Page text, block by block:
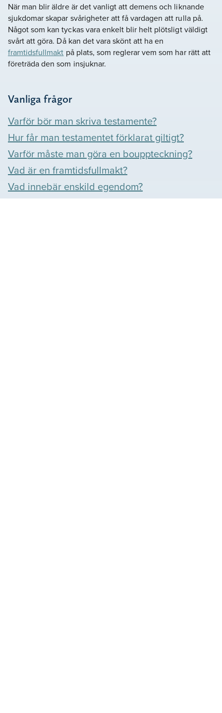
När man blir äldre är det vanligt att demens och liknande
sjukdomar skapar svårigheter att få vardagen att rulla på.
Något som kan tyckas vara enkelt blir helt plötsligt väldigt
svårt att göra. Då kan det vara skönt att ha en
framtidsfullmakt på plats, som reglerar vem som har rätt att
företräda den som insjuknar.
Vanliga frågor
Varför bör man skriva testamente?
Hur får man testamentet förklarat giltigt?
Varför måste man göra en bouppteckning?
Vad är en framtidsfullmakt?
Vad innebär enskild egendom?